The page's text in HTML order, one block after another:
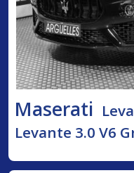
Maserati
Levante 3.0 V6